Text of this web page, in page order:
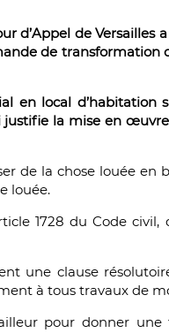
d’Appel de Versailles
de transformation
en local d’habitation
la mise en
de la chose louée en
louée.
1728 du Code
une clause
à tous travaux de
pour donner une